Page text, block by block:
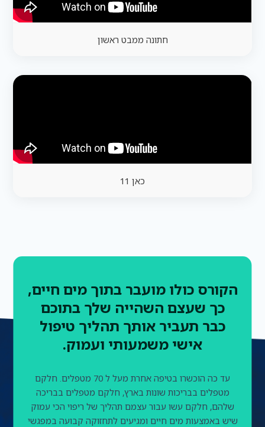
חתונה ממבט ראשון
כאן 11
הקורס כולו מועבר בתוך מים חיים,
כך שעצם השהייה שלך בתוכם
כבר תעביר אותך תהליך טיפול
אישי משמעותי ועמוק.
עד כה הוכשרו בטיפה אחרת מעל ל 70 מטפלים. חלקם
מטפלים בבריכות שונות בארץ, חלקם מטפלים בבריכה
שלהם, חלקם עשו עבור עצמם תהליך של ריפוי הכי עמוק
שיש באמצעות מים חיים ומגיעים לתחזוקה קבועה במפגשי